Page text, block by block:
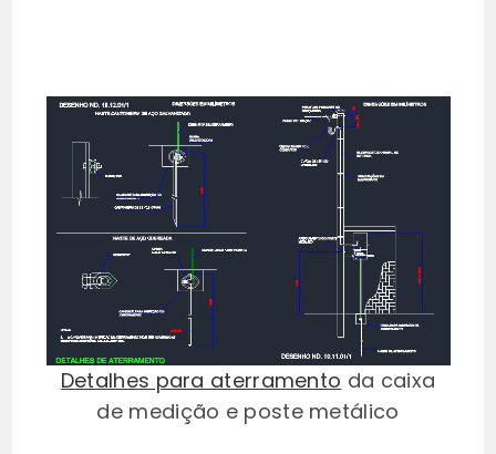
Detalhes para aterramento da caixa
de medição e poste metálico